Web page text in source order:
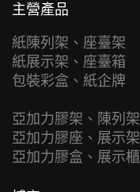
主營產品
紙陳列架、座臺架
紙展示架、座臺箱
包裝彩盒、紙企牌
亞加力膠架、陳列架
亞加力膠座、展示架
亞加力膠盒、展示櫃